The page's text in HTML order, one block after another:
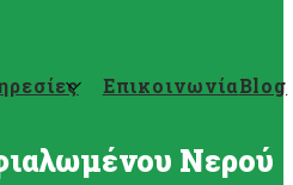
ΕπικοινωνίαBlog
Νερού